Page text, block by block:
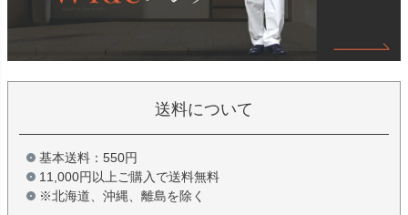
送料について
基本送料：550円
11,000円以上ご購入で送料無料
※北海道、沖縄、離島を除く